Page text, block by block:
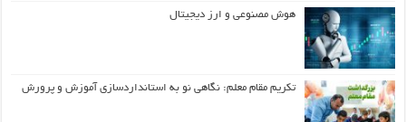
هوش مصنوعی و ارز دیجیتال
تکریم مقام معلم: نگاهی نو به استانداردسازی آموزش و پرورش